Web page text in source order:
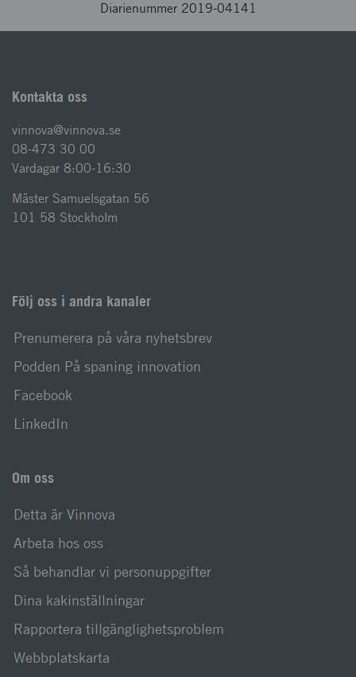
Diarienummer 2019-04141
Kontakta oss
vinnova@vinnova.se
08-473 30 00
Vardagar 8:00-16:30
Mäster Samuelsgatan 56
101 58 Stockholm
Följ oss i andra kanaler
Prenumerera på våra nyhetsbrev
Podden På spaning innovation
Facebook
LinkedIn
Om oss
Detta är Vinnova
Arbeta hos oss
Så behandlar vi personuppgifter
Dina kakinställningar
Rapportera tillgänglighetsproblem
Webbplatskarta